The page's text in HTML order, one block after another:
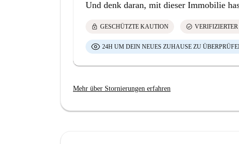
Und denk daran, mit dieser Immobilie
lock GESCHÜTZTE KAUTION check_circle
24H UM DEIN NEUES ZUHAUSE ZU
Mehr über Stornierungen erfahren